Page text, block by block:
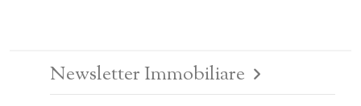
Newsletter Immobiliare